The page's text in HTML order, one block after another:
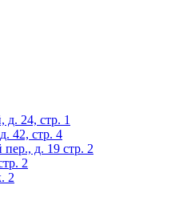
24, стр. 1
42, стр. 4
д. 19 стр. 2
2
2